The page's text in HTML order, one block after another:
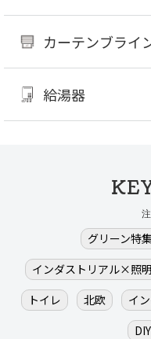
カーテンブライ
給湯器
グリーン特集
インダストリアル×照明
トイレ
北欧 イ
DIY